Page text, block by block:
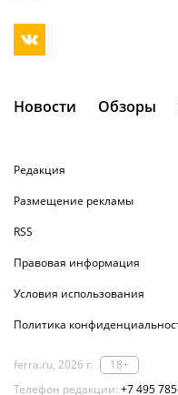
Новости Обзоры
Редакция
Размещение рекламы
RSS
Правовая информация
Условия использования
Политика
ferra.ru, 2026 г.
18+
Телефон редакции: +7 495